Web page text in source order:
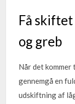
Få
og greb
Når det
gennemgå en
udskiftning af